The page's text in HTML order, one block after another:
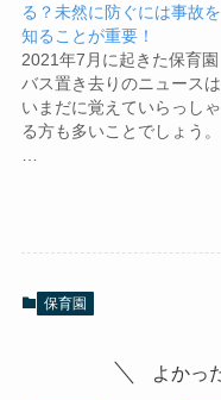
る？未然に防ぐには事故を
知ることが重要！
2021年7月に起きた保育園
バス置き去りのニュースは
いまだに覚えていらっしゃ
る方も多いことでしょう。
…
保育園
よかっ